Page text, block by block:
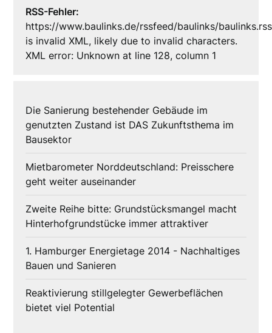
RSS-Fehler:
https://www.baulinks.de/rssfeed/baulinks/baulinks.rss
is invalid XML, likely due to invalid characters.
XML error: Unknown at line 128, column 1
Die Sanierung bestehender Gebäude im
genutzten Zustand ist DAS Zukunftsthema im
Bausektor
Mietbarometer Norddeutschland: Preisschere
geht weiter auseinander
Zweite Reihe bitte: Grundstücksmangel macht
Hinterhofgrundstücke immer attraktiver
1. Hamburger Energietage 2014 - Nachhaltiges
Bauen und Sanieren
Reaktivierung stillgelegter Gewerbeflächen
bietet viel Potential